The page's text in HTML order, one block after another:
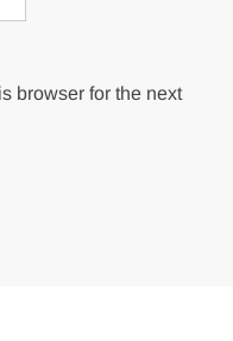
browser for the next